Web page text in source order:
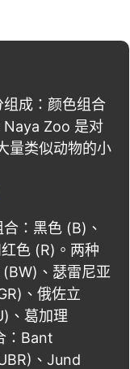
成：颜色组合
Naya Zoo 是对
量类似动物的小
：黑色 (B)、
色 (R)。两种
、瑟雷尼亚
、俄佐立
、葛加理
：Bant
、Jund